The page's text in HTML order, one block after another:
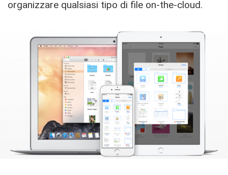
organizzare qualsiasi tipo di file on-the-cloud.